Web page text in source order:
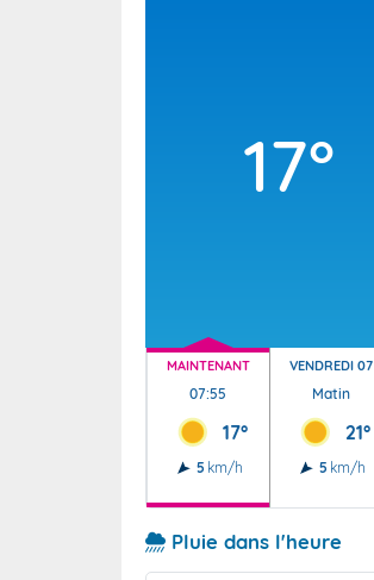
17°
MAINTENANT
07:55
17°
5 km/h
VENDREDI 07
Matin
21°
5 km/h
Pluie dans l'heure